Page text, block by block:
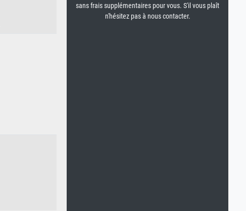
sans frais supplémentaires pour vous. S'il vous plaît
n'hésitez pas à nous contacter.